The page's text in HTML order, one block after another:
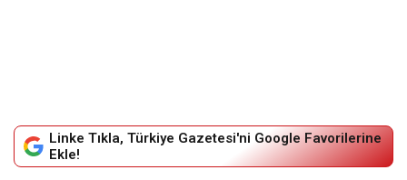
Linke Tıkla, Türkiye Gazetesi'ni Google Favorilerine
Ekle!